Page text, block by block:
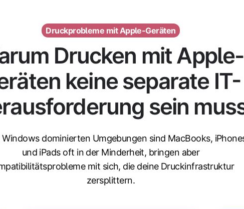
Druckprobleme mit Apple-Geräten
Drucken mit Apple-
keine separate IT-
sein
Windows dominierten Umgebungen sind MacBooks,
und iPads oft in der Minderheit, bringen aber
mit sich, die deine Druckinfrastruktur
zersplittern.